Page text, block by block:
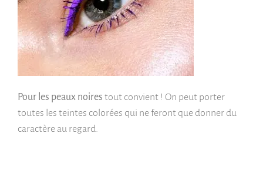
Pour les peaux noires tout convient ! On peut porter
toutes les teintes colorées qui ne feront que donner du
caractère au regard.